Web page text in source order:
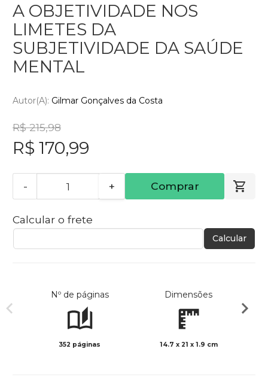
A OBJETIVIDADE NOS
LIMETES DA
SUBJETIVIDADE DA SAÚDE
MENTAL
Autor(a): Gilmar Gonçalves da Costa
R$ 215,98
R$ 170,99
- + Comprar
Calcular o frete
Calcular
Nº de páginas
352 páginas
Dimensões
14.7 x 21 x 1.9 cm